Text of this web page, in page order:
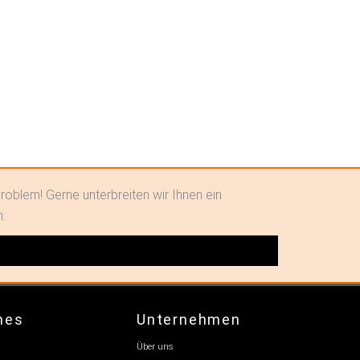
Gerne unterbreiten wir Ihnen ein
Unternehmen
Über uns